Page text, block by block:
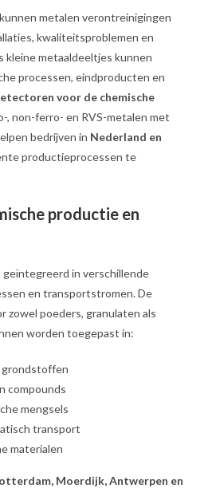
metalen verontreinigingen
kwaliteitsproblemen en
kleine metaaldeeltjes kunnen
processen, eindproducten en
voor de chemische
non-ferro- en RVS-metalen met
bedrijven in Nederland en
productieprocessen te
productie en
in verschillende
en transportstromen. De
zowel poeders, granulaten als
worden toegepast in:
grondstoffen
compounds
mengsels
transport
materialen
Moerdijk, Antwerpen en